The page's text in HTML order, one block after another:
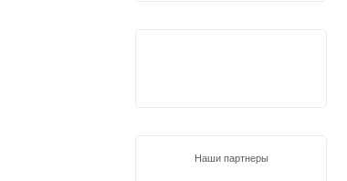
Наши партнеры